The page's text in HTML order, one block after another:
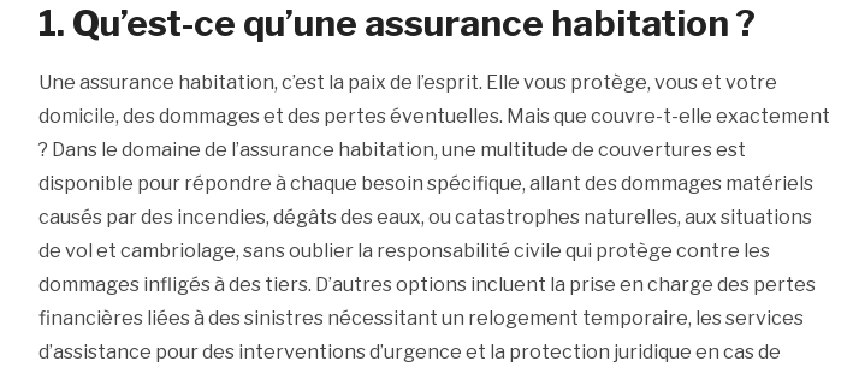
1. Qu’est-ce qu’une assurance habitation ?
Une assurance habitation, c’est la paix de l’esprit. Elle vous protège, vous et votre
domicile, des dommages et des pertes éventuelles. Mais que couvre-t-elle exactement
? Dans le domaine de l’assurance habitation, une multitude de couvertures est
disponible pour répondre à chaque besoin spécifique, allant des dommages matériels
causés par des incendies, dégâts des eaux, ou catastrophes naturelles, aux situations
de vol et cambriolage, sans oublier la responsabilité civile qui protège contre les
dommages infligés à des tiers. D’autres options incluent la prise en charge des pertes
financières liées à des sinistres nécessitant un relogement temporaire, les services
d’assistance pour des interventions d’urgence et la protection juridique en cas de